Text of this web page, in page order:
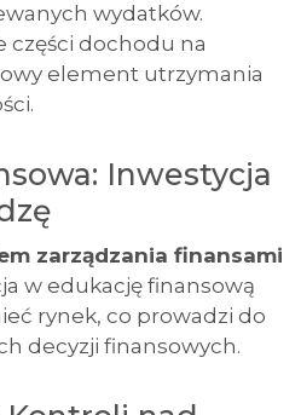
wydatków.
części dochodu na
element utrzymania
Inwestycja
zarządzania finansami
w edukację finansową
rynek, co prowadzi do
decyzji finansowych.